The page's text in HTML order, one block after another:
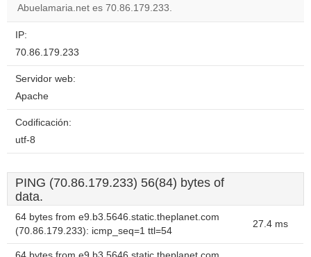
Abuelamaria.net es 70.86.179.233.
IP:
70.86.179.233
Servidor web:
Apache
Codificación:
utf-8
PING (70.86.179.233) 56(84) bytes of
data.
64 bytes from e9.b3.5646.static.theplanet.com
(70.86.179.233): icmp_seq=1 ttl=54
27.4 ms